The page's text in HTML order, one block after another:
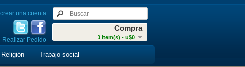
Compra
0 item(s) - u$0
crear una cuenta
Realizar Pedido
Religión Trabajo social